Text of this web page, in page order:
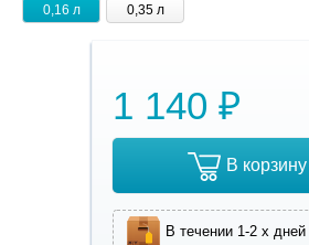
0,16 л
0,35 л
1 140 ₽
В корзину
В течении 1-2 х дней